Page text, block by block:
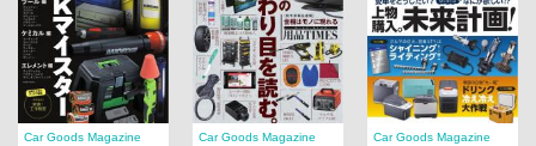
Car Goods Magazine
Car Goods Magazine
Car Goods Magazine